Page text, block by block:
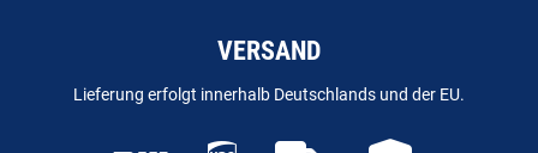
VERSAND
Lieferung erfolgt innerhalb Deutschlands und der EU.